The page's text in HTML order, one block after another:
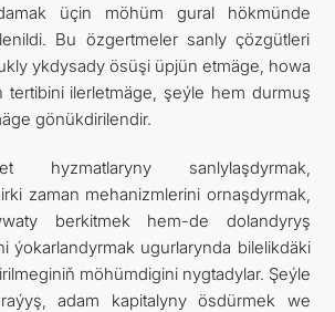
üçin möhüm gural hökmünde
Bu özgertmeler sanly çözgütleri
ykdysady ösüşi üpjün etmäge, howa
tertibini ilerletmäge, şeýle hem durmuş
gönükdirilendir.
hyzmatlaryny sanlylaşdyrmak,
zaman mehanizmlerini ornaşdyrmak,
berkitmek hem-de dolandyryş
ýokarlandyrmak ugurlarynda bilelikdäki
möhümdigini nygtadylar. Şeýle
adam kapitalyny ösdürmek we